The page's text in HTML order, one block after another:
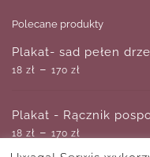
Polecane produkty
Plakat- sad pełen
18 zł – 170 zł
Plakat - Rącznik
18 zł – 170 zł